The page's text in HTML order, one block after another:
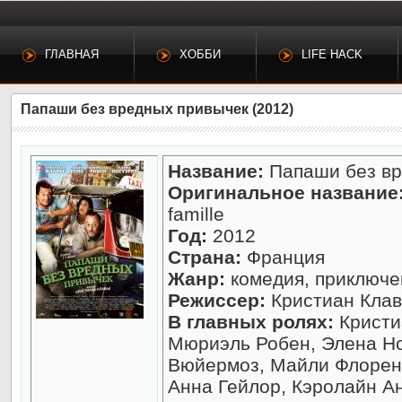
ГЛАВНАЯ ХОББИ LIFE HACK
Папаши без вредных привычек (2012)
Название: Папаши без
Оригинальное
famille
Год: 2012
Страна: Франция
Жанр: комедия,
Режиссер: Кристиан
В главных ролях:
Мюриэль Робен, Элена
Вюйермоз, Майли
Анна Гейлор, Кэролайн